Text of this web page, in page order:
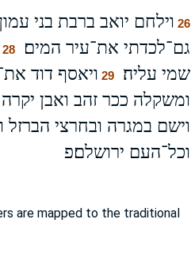
26 וילחם יואב ברבת בני
גם־לכדתי את־עיר המים׃
28
שמי עליה׃
29 ויאסף דוד
ומשקלה ככר זהב ואבן
וישם במגרה ובחרצי הברזל
וכל־העם ירושלם׃פ
are mapped to the traditional